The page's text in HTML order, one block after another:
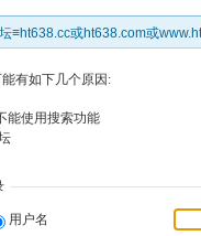
≡ht638.cc或ht638.com或
有如下几个原因:
能使用搜索功能
用户名